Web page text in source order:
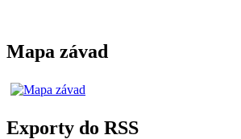
Mapa závad
Exporty do RSS